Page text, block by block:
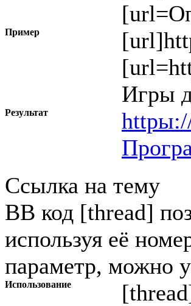
[url=
Пример
Игры
Результат
Ссылка на тему
BB код [thread]
используя её
параметр, можно
Использование